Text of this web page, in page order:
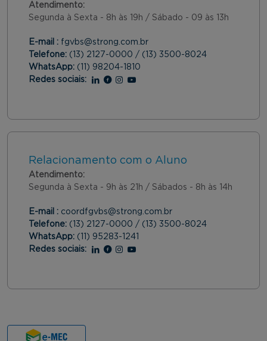
Atendimento:
Segunda à Sexta - 8h às 19h / Sábado - 09 às 13h
E-mail : fgvbs@strong.com.br
Telefone: (13) 2127-0000 / (13) 3500-8024
WhatsApp: (11) 98204-1810
Redes sociais:
Linkedin
Facebook
Instagram
Relacionamento com o Aluno
Atendimento:
Segunda à Sexta - 9h às 21h / Sábados - 8h às 14h
E-mail : coordfgvbs@strong.com.br
Telefone: (13) 2127-0000 / (13) 3500-8024
WhatsApp: (11) 95283-1241
Redes sociais:
Linkedin
Facebook
Instagram